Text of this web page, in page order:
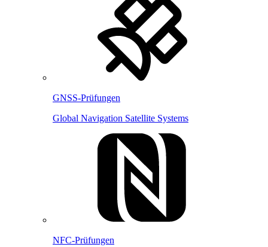
GNSS-Prüfungen
Global Navigation Satellite Systems
NFC-Prüfungen